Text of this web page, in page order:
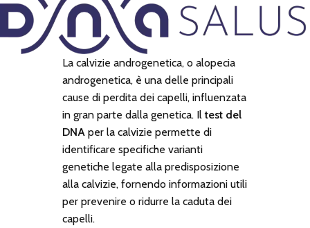
La calvizie androgenetica, o alopecia
androgenetica, è una delle principali
cause di perdita dei capelli, influenzata
in gran parte dalla genetica. Iltest del
DNAper la calvizie permette di
identificare specifiche varianti
genetiche legate alla predisposizione
alla calvizie, fornendo informazioni utili
per prevenire o ridurre la caduta dei
capelli.